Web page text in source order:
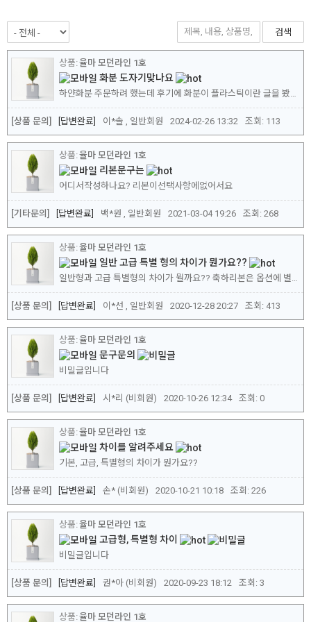
검색
답변완료
[상품 문의]
율마 모던라인 1호
화분 도자기맞나요
하얀화분 주문하려 했는데 후기에 화분이 플라스틱이란 글을 봤어요 이 제품은 도자기가 맞을까요
이*솔 , 일반회원 2024-02-26 13:32 조회: 113
답변완료
[기타문의]
율마 모던라인 1호
리본문구는
어디서작성하나요? 리본이선택사항에없어서요
백*원 , 일반회원 2021-03-04 19:26 조회: 268
답변완료
[상품 문의]
율마 모던라인 1호
일반 고급 특별 형의 차이가 뭔가요??
일반형과 고급 특별형의 차이가 뭘까요?? 축하리본은 옵션에 별도로 선택할 수 없는건가요??
이*선 , 일반회원 2020-12-28 20:27 조회: 413
답변완료
[상품 문의]
율마 모던라인 1호
문구문의
비밀글입니다
시*리 (비회원) 2020-10-26 12:34 조회: 0
답변완료
[상품 문의]
율마 모던라인 1호
차이를 알려주세요
기본, 고급, 특별형의 차이가 뭔가요??
손* (비회원) 2020-10-21 10:18 조회: 226
답변완료
[상품 문의]
율마 모던라인 1호
고급형, 특별형 차이
비밀글입니다
권*아 (비회원) 2020-09-23 18:12 조회: 3
율마 모던라인 1호